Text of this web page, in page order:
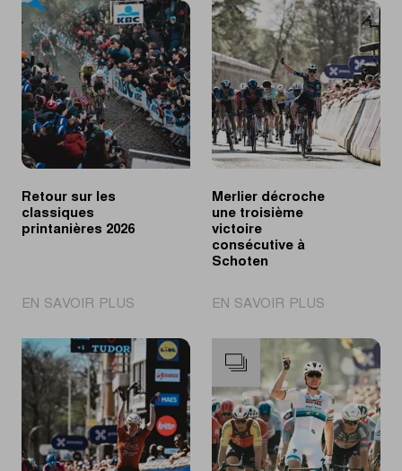
Retour sur les
classiques
printanières 2026
EN SAVOIR PLUS
sur
les
classiques
printanières
2026
Merlier décroche
une troisième
victoire
consécutive à
Schoten
EN SAVOIR PLUS
décroche
une
troisième
victoire
consécutive
à
Schoten